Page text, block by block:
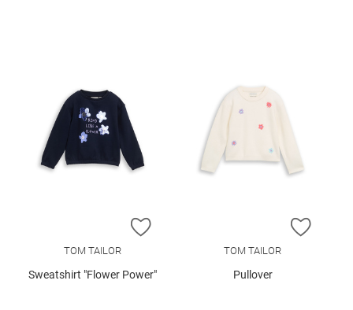
ZUR WUNSCHLISTE HINZUFÜGEN
TOM TAILOR
Sweatshirt "Flower Power"
ZUR
TOM TAILOR
Pullover